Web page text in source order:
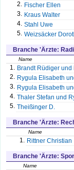
2. Fischer Ellen
3. Kraus Walter
4. Stahl Uwe
5. Weizsäcker
Branche 'Ärzte:
Name
1. Brandt Rüdiger
2. Rygula Elisabeth
3. Rygula Elisabeth
4. Thaler Stefan und
5. Theißinger D.
Branche 'Ärzte:
Name
1. Rittner Christian
Branche 'Ärzte:
Name